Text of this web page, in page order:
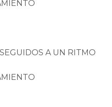
A UN RITMO